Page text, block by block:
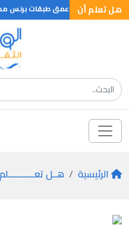
هل تعلم أن
دقيقة في اعمق طبقات برنس
الرئيسية هــل